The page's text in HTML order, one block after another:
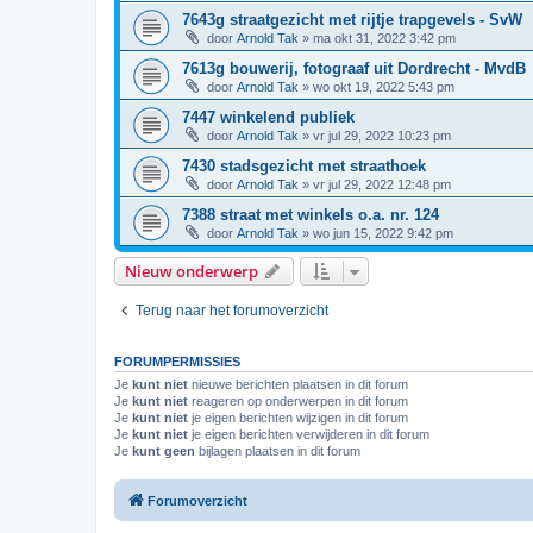
7643g straatgezicht met rijtje trapgevels - SvW
door Arnold Tak » ma okt 31, 2022 3:42 pm
7613g bouwerij, fotograaf uit Dordrecht - MvdB
door Arnold Tak » wo okt 19, 2022 5:43 pm
7447 winkelend publiek
door Arnold Tak » vr jul 29, 2022 10:23 pm
7430 stadsgezicht met straathoek
door Arnold Tak » vr jul 29, 2022 12:48 pm
7388 straat met winkels o.a. nr. 124
door Arnold Tak » wo jun 15, 2022 9:42 pm
Nieuw onderwerp
Terug naar het forumoverzicht
FORUMPERMISSIES
Je kunt niet nieuwe berichten plaatsen in dit forum
Je kunt niet reageren op onderwerpen in dit forum
Je kunt niet je eigen berichten wijzigen in dit forum
Je kunt niet je eigen berichten verwijderen in dit forum
Je kunt geen bijlagen plaatsen in dit forum
Forumoverzicht